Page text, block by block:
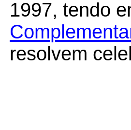
1997, tendo
resolvem